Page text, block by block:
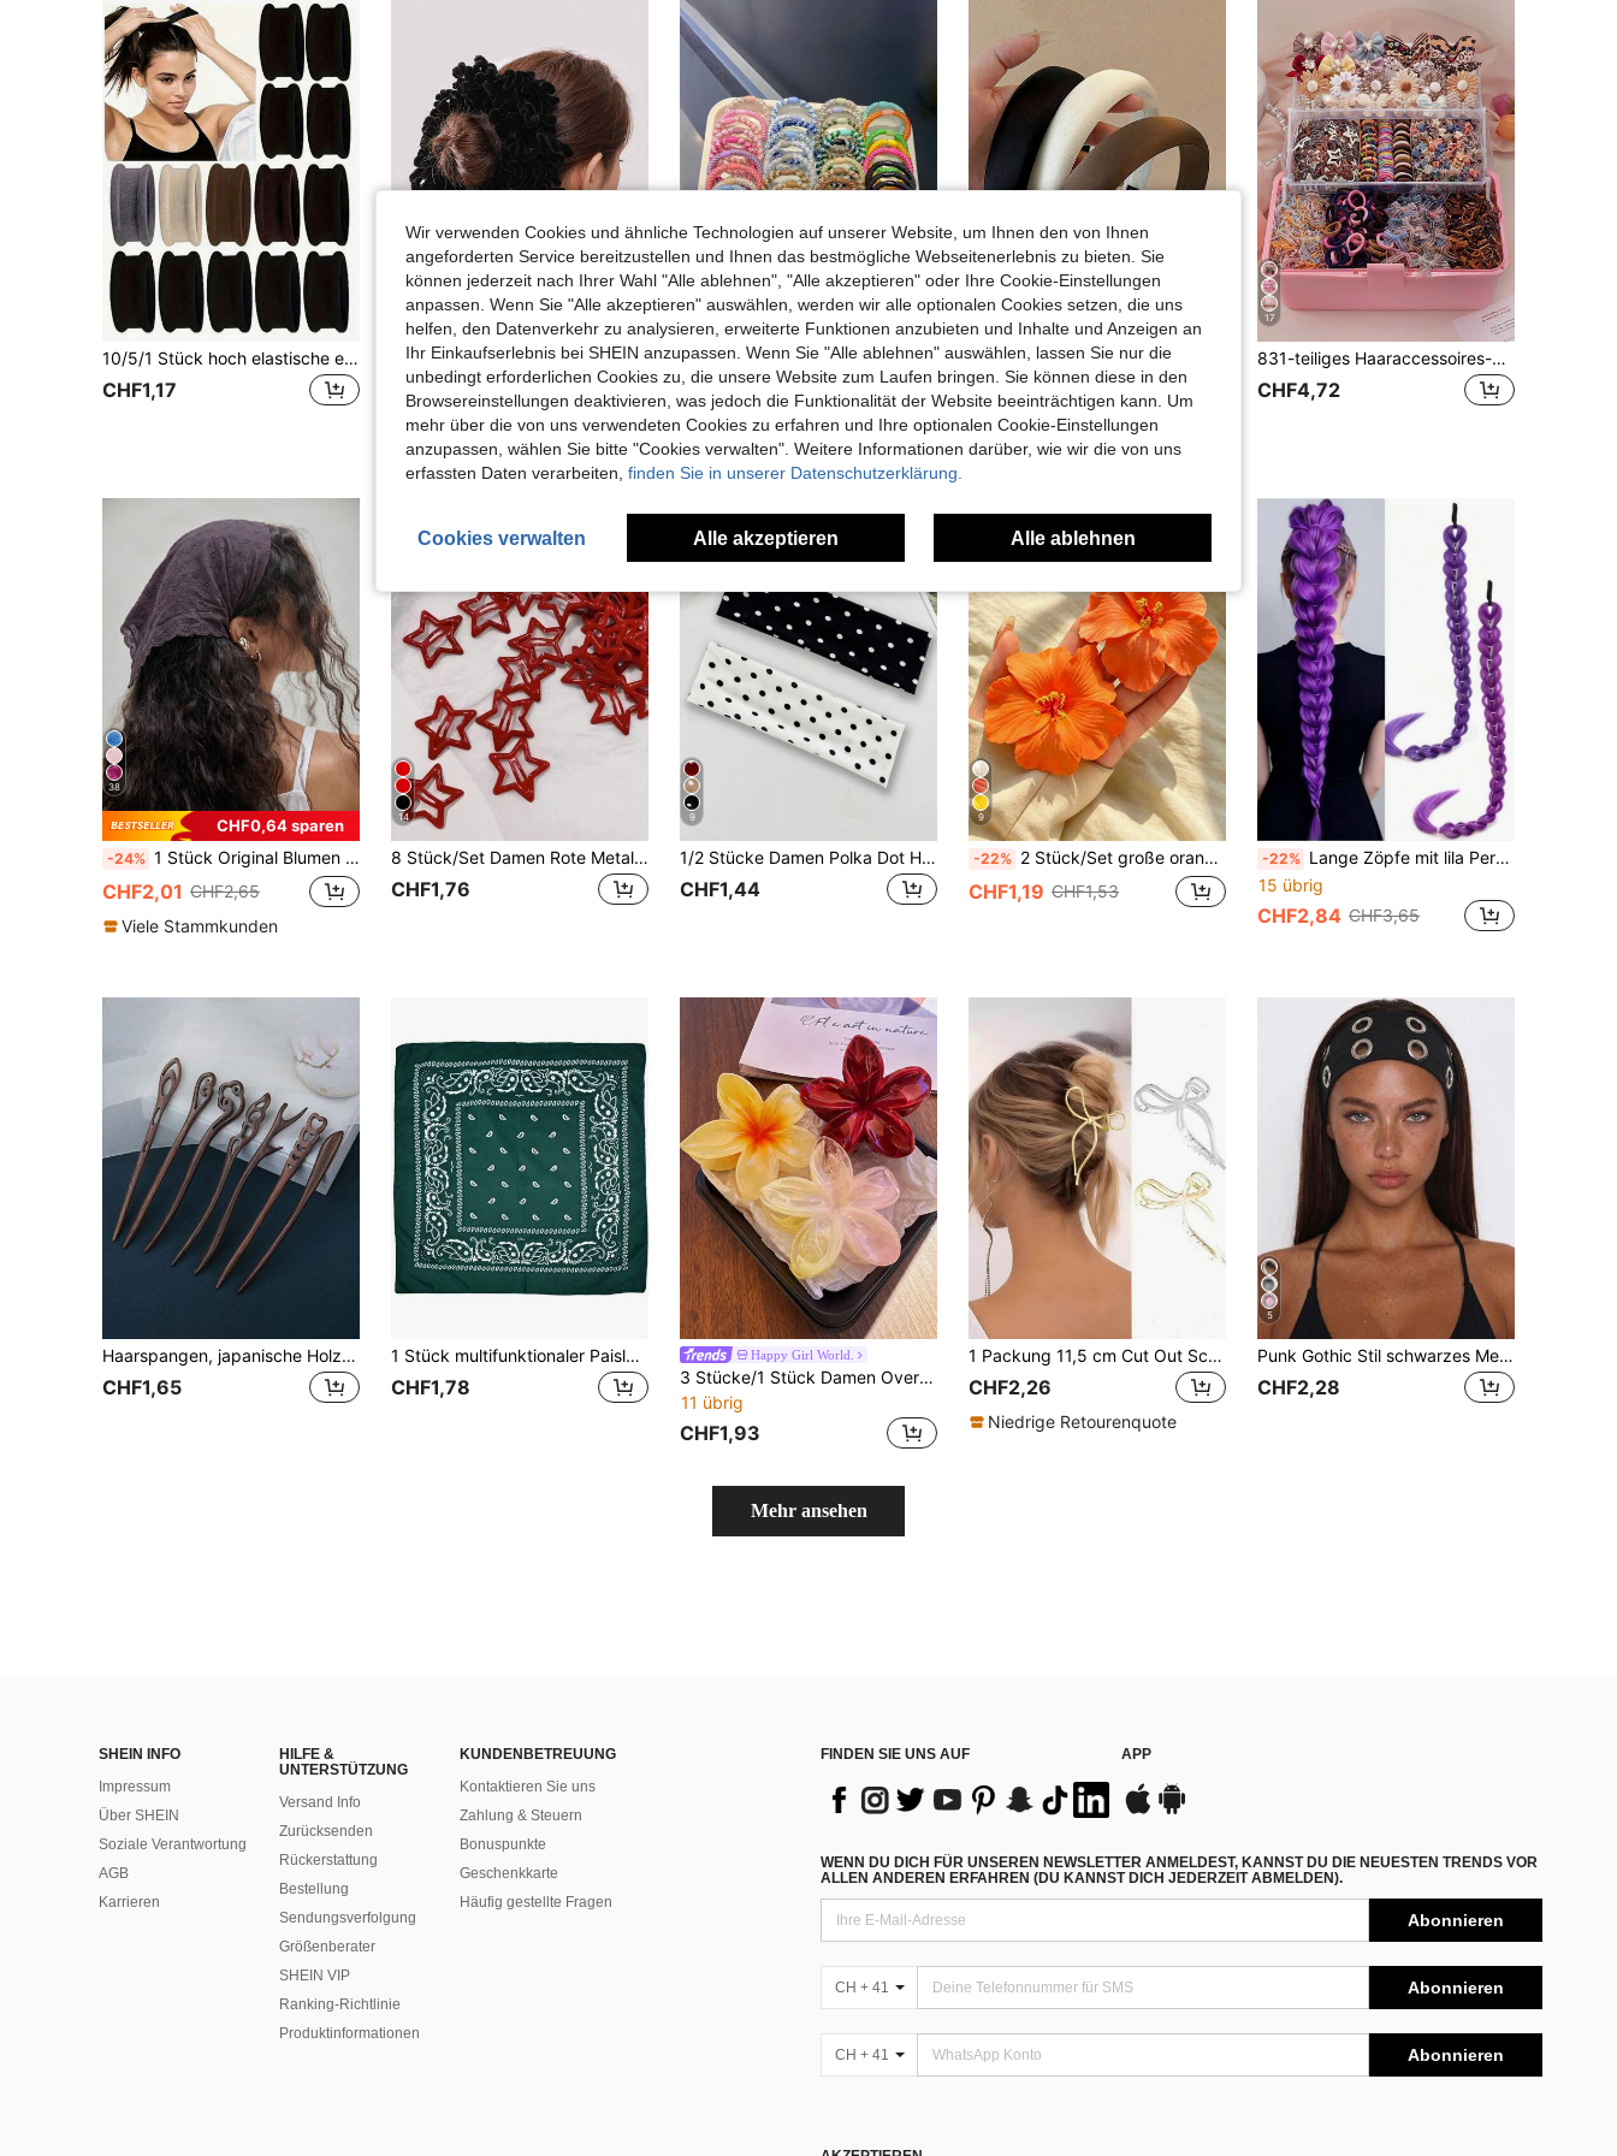
193
10/5/1 Stück hoch elastische extra breite nahtlose Haargummis, modisch & elegant - Haargummis, die das Haar nicht beschädigen, geeignet für Frauen mit hohem Pferdeschwanz, tägliche Verwendung Gummibänder
CHF1,17
-24% 1 Stück modischer großer schwarzer Haargummi Scrunchie, Haargummi, Pferdeschwanzhalter, Haargummis, Scrunchies, Haare, Schönheit, Zuhause, Haaraccessoires
CHF1,41 CHF1,87
CHF0,09 sparen
-4% 5 Stücke einfarbige lässige elastische Haargummis aus Polyesterfaser, dicke Pferdeschwanzhalter, einfach, Gummibänder, Haarseil, Haaraccessoires
CHF1,83 CHF1,92 CHF2,68
17
831-teiliges Haaraccessoires-Set im sanften Academy-Girl-Stil in Morandi-Kaffeefarben, geeignet für Mädchen. Enthält Perlen-Satin-Schleifen/Glitzer-Sonnenblumen/Glitzer-Schmetterlinge/glänzende Schleifen/Stern-Haarspangen, Kaninchenohr-Haargummis, Mini-Haarklammern und verschiedene hoch elastische Basis-Haargummis. Perfekt für tägliches Haarstyling/Party/Fotoshooting
CHF4,72
38
CHF0,64 sparen
-24% 1 Stück Original Blumen besticktes Haarband mit gerolltem Rand für Frauen, geeignet für den täglichen Gebrauch und Urlaub, Sommer Haaraccessoires Strandtuch Urlaub Frauen Bandanas, Boho Chic
CHF2,01 CHF2,65
Viele Stammkunden
14
8 Stück/Set Damen Rote Metall Stern Haarclips, perfekt für den täglichen Gebrauch, mit fünfzackigem Stern süße Haarschmuck Streety2k Klemmclips Haarklammern, Schulsachen, Neujahrsglamour, Kopfschmuck, Haarspangen
CHF1,76
9
1/2 Stücke Damen Polka Dot Haarband - Weiches, bequemes, elastisches breites Haarband, rutschfest, Yoga, Sport, Laufen, Haarband, Haarreif, gestrickter Stoff, Schwarz & Weiß, klassisches Muster, tägliche Kleidung, Gesichtswaschen, Make-up Haarband, Urlaub, Herbst, Y2K
CHF1,44
9
-22% 2 Stück/Set große orangefarbene Hibiskus Haarclips für Frauen, matte tropische Hawaii-Stil Haarclips geeignet für dickes und dünnes Haar, Sommer Strand Urlaub Haarzubehör, elegante Blumen Haarclips, Festival, Party
CHF1,19 CHF1,53
-22% Lange Zöpfe mit lila Perücke, verziert mit transparenten Haarspangen, künstliche Haarteile. Geeignet für den täglichen Gebrauch, Dekoration und Verwendung bei Partys
15 übrig
CHF2,84 CHF3,65
Haarspangen, japanische Holz-Haarspangen, lässige Holz-Haarspangen, handgefertigte Haarspangen für Frauen, Zubehör zum Erstellen von Haarknoten, Haarknoten-Verlängerung, Haarspangen, Haarzubehör
CHF1,65
1 Stück multifunktionaler Paisley, Cashew Blumen Muster Polyester Outdoor Sport Balaclava Bandana, Nackenwärmer, Kopfbedeckung (zufälliger schwarzer Liniendruck oder kein Muster) Haarband Turban Stirnband Schweißband, Haarband Herbst Winter Haarzubehör für Frauen für Urlaubsoutfits, Eleganter Schal Sommeroutfits, Festival, Party
CHF1,78
Happy Girl World.
3 Stücke/1 Stück Damen Oversize 8cm/3,15 Zoll Rosa Gelb, Gelb und Burgunder Kunststoff Blumen Haarspangen, modisch elegant, minimalistische Haarzubehör, geeignet für Alltag, Lässig, Party, Arbeit, Strand, Urlaub, Frisurdesign, Gesichts-/Haarwäsche, Make-up, Kleidung und andere Anlässe, Haarklammern, unverzichtbar für Herbst-/Winterurlaubskleidung, Damen Blumen Haarspangen, unverzichtbar für Sommerkleidung, Frühlings-Haarklammern, Sommer-Haarklammern, Herbst-Haarzubehör, Winter-Haarklammern
11 übrig
CHF1,93
1 Packung 11,5 cm Cut Out Schleife Metall Haarspangen, geeignet für täglichen Sommertragen, Strandaccessoires für Urlaub, Reise, Geburtstag
CHF2,26
Niedrige Retourenquote
5
Punk Gothic Stil schwarzes Metall Ösen Haarband, breites elastisches rutschfestes Haarband, geeignet für Yoga Sport, cooles Metall Nieten tägliche Mode Damen Haaraccessoire
CHF2,28
Mehr ansehen
SHEIN INFO
Impressum
Über SHEIN
Soziale Verantwortung
AGB
Karrieren
HILFE &
UNTERSTÜTZUNG
Versand Info
Zurücksenden
Rückerstattung
Bestellung
Sendungsverfolgung
Größenberater
SHEIN VIP
Ranking-Richtlinie
​Produktinformationen
KUNDENBETREUUNG
Kontaktieren Sie uns
Zahlung & Steuern
Bonuspunkte
Geschenkkarte
Häufig gestellte Fragen
FINDEN SIE UNS AUF APP
WENN DU DICH FÜR UNSEREN NEWSLETTER ANMELDEST, KANNST DU DIE NEUESTEN TRENDS VOR
ALLEN ANDEREN ERFAHREN (DU KANNST DICH JEDERZEIT ABMELDEN).
Abonnieren
CH + 41 Abonnieren
CH + 41 Abonnieren
Wir verwenden Cookies und ähnliche Technologien auf unserer Website, um Ihnen den von Ihnen
angeforderten Service bereitzustellen und Ihnen das bestmögliche Webseitenerlebnis zu bieten. Sie
können jederzeit nach Ihrer Wahl "Alle ablehnen", "Alle akzeptieren" oder Ihre Cookie-Einstellungen
anpassen. Wenn Sie "Alle akzeptieren" auswählen, werden wir alle optionalen Cookies setzen, die uns
helfen, den Datenverkehr zu analysieren, erweiterte Funktionen anzubieten und Inhalte und Anzeigen an
Ihr Einkaufserlebnis bei SHEIN anzupassen. Wenn Sie "Alle ablehnen" auswählen, lassen Sie nur die
unbedingt erforderlichen Cookies zu, die unsere Website zum Laufen bringen. Sie können diese in den
Browsereinstellungen deaktivieren, was jedoch die Funktionalität der Website beeinträchtigen kann. Um
mehr über die von uns verwendeten Cookies zu erfahren und Ihre optionalen Cookie-Einstellungen
anzupassen, wählen Sie bitte "Cookies verwalten". Weitere Informationen darüber, wie wir die von uns
erfassten Daten verarbeiten, finden Sie in unserer Datenschutzerklärung.
Cookies verwalten Alle akzeptieren Alle ablehnen